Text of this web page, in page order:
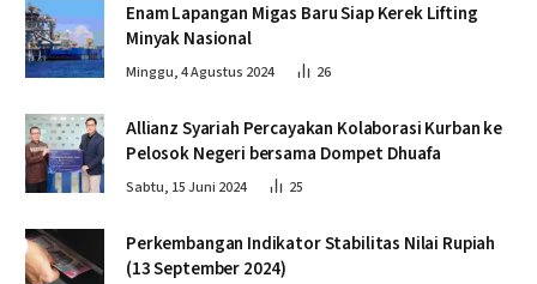
Enam Lapangan Migas Baru Siap Kerek Lifting
Minyak Nasional
Minggu, 4 Agustus 2024 26
Allianz Syariah Percayakan Kolaborasi Kurban ke
Pelosok Negeri bersama Dompet Dhuafa
Sabtu, 15 Juni 2024 25
Perkembangan Indikator Stabilitas Nilai Rupiah
(13 September 2024)